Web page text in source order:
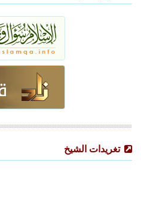
تغريدات الشيخ